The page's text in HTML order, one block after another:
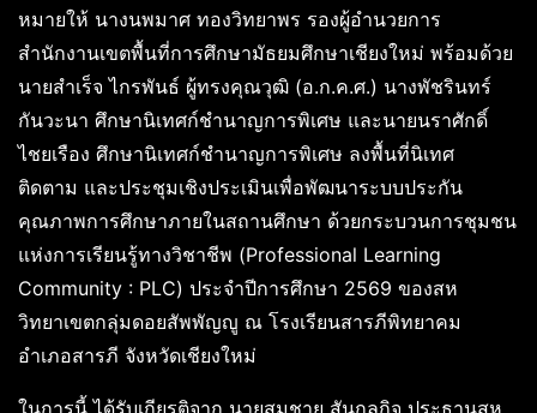
หมายให้ นางนพมาศ ทองวิทยาพร รองผู้อำนวยการ
สำนักงานเขตพื้นที่การศึกษามัธยมศึกษาเชียงใหม่ พร้อมด้วย
นายสำเร็จ ไกรพันธ์ ผู้ทรงคุณวุฒิ (อ.ก.ค.ศ.) นางพัชรินทร์
กันวะนา ศึกษานิเทศก์ชำนาญการพิเศษ และนายนราศักดิ์
ไชยเรือง ศึกษานิเทศก์ชำนาญการพิเศษ ลงพื้นที่นิเทศ
ติดตาม และประชุมเชิงประเมินเพื่อพัฒนาระบบประกัน
คุณภาพการศึกษาภายในสถานศึกษา ด้วยกระบวนการชุมชน
แห่งการเรียนรู้ทางวิชาชีพ (Professional Learning
Community : PLC) ประจำปีการศึกษา 2569 ของสห
วิทยาเขตกลุ่มดอยสัพพัญญู ณ โรงเรียนสารภีพิทยาคม
อำเภอสารภี จังหวัดเชียงใหม่
ในการนี้ ได้รับเกียรติจาก นายสมชาย สันกลกิจ ประธานสห